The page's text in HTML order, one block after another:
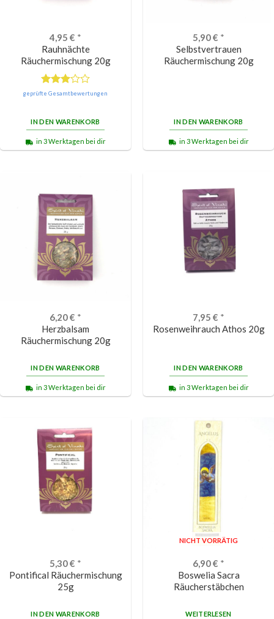
4,95 € *
Rauhnächte
Räuchermischung 20g
Bewertet
von 5
geprüfte Gesamtbewertungen
IN DEN WARENKORB
in 3 Werktagen bei dir
5,90€ *
Selbstvertrauen
Räuchermischung 20g
IN DEN WARENKORB
in 3 Werktagen bei dir
6,20€ *
Herzbalsam
Räuchermischung 20g
IN DEN WARENKORB
in 3 Werktagen bei dir
7,95 € *
Rosenweihrauch Athos 20g
IN DEN WARENKORB
in 3 Werktagen bei dir
5,30€ *
Pontifical Räuchermischung
25g
IN DEN WARENKORB
NICHT VORRÄTIG
6,90€ *
Boswelia Sacra
Räucherstäbchen
WEITERLESEN